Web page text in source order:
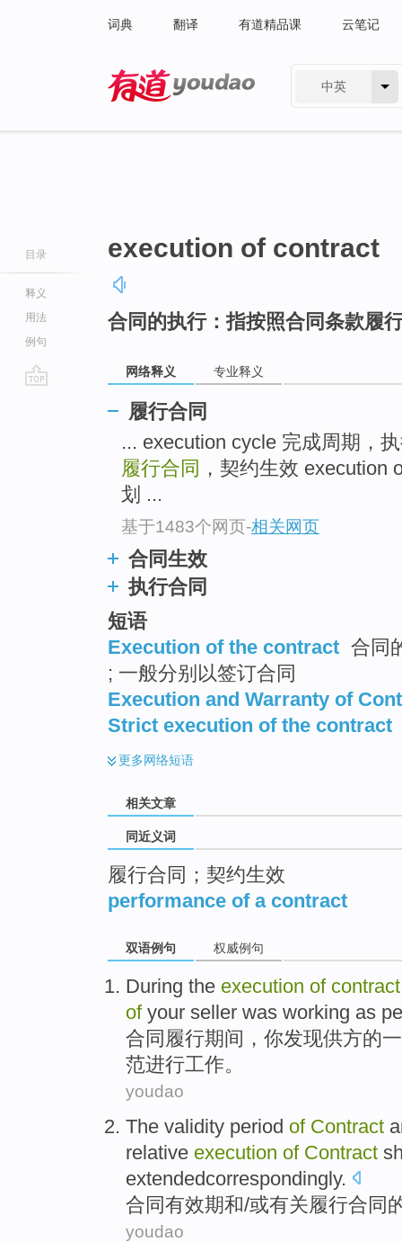
词典 翻译 有道精品课 云笔记
中英
目录
释义
用法
例句
execution of contract
合同的执行：指按照合同条款履
网络释义 专业释义
履行合同
... execution cycle 完成周期，
履行合同 ，契约生效 execution
划 ...
基于1483个网页-相关网页
合同生效
执行合同
短语
Execution of the contract 合同
; 一般分别以签订合同
Execution and Warranty of
Strict execution of the contract
更多网络短语
相关文章
同近义词
履行合同；契约生效
performance of a contract
双语例句 权威例句
During the execution of contract
of your seller was working as
合同 履行期间 ， 你发现供方的一
范进行工作。
youdao
The validity period of Contract
relative execution of Contract
extendedcorrespondingly.
合同有效期和/或有关履行合同
youdao